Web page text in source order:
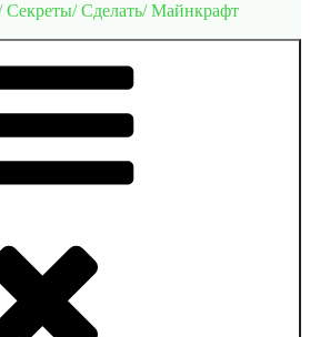
Сделать/ Майнкрафт